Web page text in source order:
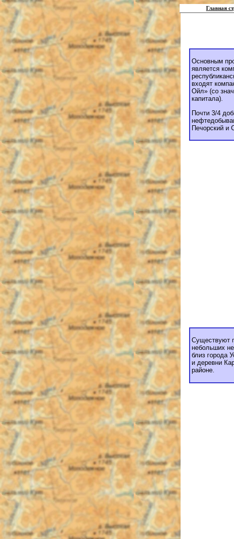
Главная
Основным
является
входят
Ойл» (со
капитала).
Почти 3/4
Печорский и
Существуют
небольших
близ города
и деревни
районе.